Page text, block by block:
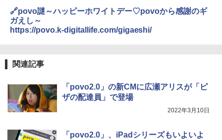
🔗povo謎～ハッピーホワイトデー♡povoから感謝のギ
ガえし～
https://povo.k-digitallife.com/gigaeshi/
関連記事
「povo2.0」の新CMに広瀬アリスが「ピ
ザの配達員」で登場
2022年3月10日
「povo2.0」、iPadシリーズもいよいよ